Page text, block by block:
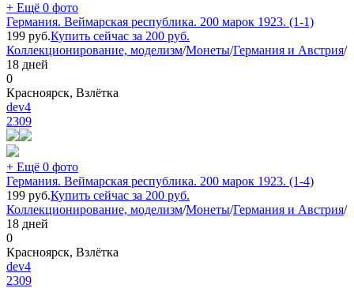
+ Ещё 0 фото
Германия. Веймарская республика. 200 марок 1923. (1-1)
199 руб.Купить сейчас за 200 руб.
Коллекционирование, моделизм/Монеты/Германия и Австрия/
18 дней
0
Красноярск, Взлётка
dev4
2309
+ Ещё 0 фото
Германия. Веймарская республика. 200 марок 1923. (1-4)
199 руб.Купить сейчас за 200 руб.
Коллекционирование, моделизм/Монеты/Германия и Австрия/
18 дней
0
Красноярск, Взлётка
dev4
2309